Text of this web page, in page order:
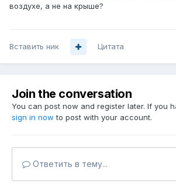
воздухе, а не на крыше?
Вставить ник Цитата
Join the conversation
You can post now and register later. If you
sign in now to post with your account.
Ответить в тему...